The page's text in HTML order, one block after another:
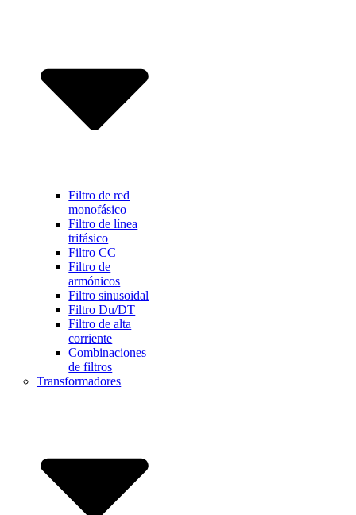
Filtro de red
monofásico
Filtro de línea
trifásico
Filtro CC
Filtro de
armónicos
Filtro sinusoidal
Filtro Du/DT
Filtro de alta
corriente
Combinaciones
de filtros
Transformadores